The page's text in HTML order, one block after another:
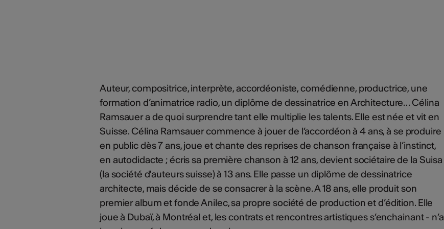
Auteur, compositrice, interprète, accordéoniste, comédienne, productrice, une
formation d’animatrice radio, un diplôme de dessinatrice en Architecture… Célina
Ramsauer a de quoi surprendre tant elle multiplie les talents. Elle est née et vit en
Suisse. Célina Ramsauer commence à jouer de l’accordéon à 4 ans, à se produire
en public dès 7 ans, joue et chante des reprises de chanson française à l’instinct,
en autodidacte ; écris sa première chanson à 12 ans, devient sociétaire de la Suisa
(la société d'auteurs suisse) à 13 ans. Elle passe un diplôme de dessinatrice
architecte, mais décide de se consacrer à la scène. A 18 ans, elle produit son
premier album et fonde Anilec, sa propre société de production et d’édition. Elle
joue à Dubaï, à Montréal et, les contrats et rencontres artistiques s’enchainant - n’a